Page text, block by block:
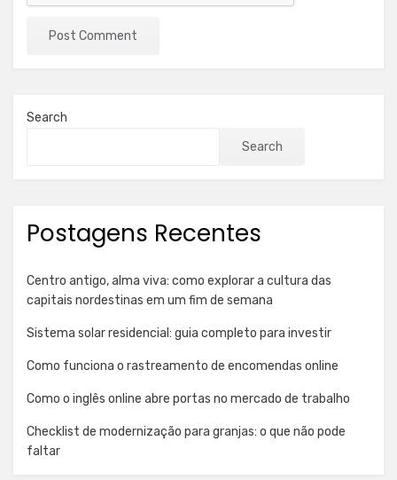
Search
Search
Postagens Recentes
Centro antigo, alma viva: como explorar a cultura das
capitais nordestinas em um fim de semana
Sistema solar residencial: guia completo para investir
Como funciona o rastreamento de encomendas online
Como o inglês online abre portas no mercado de trabalho
Checklist de modernização para granjas: o que não pode
faltar